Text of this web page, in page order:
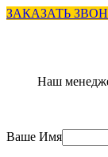
ЗАКАЗАТЬ
Наш
Ваше Имя